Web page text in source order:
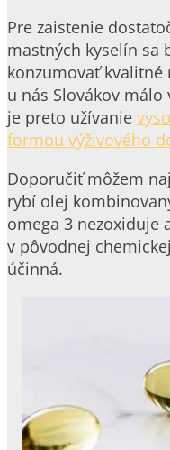
Pre zaistenie
mastných kyselín sa
konzumovať kvalitné
u nás Slovákov
je preto užívanie
formou výživového
Doporučiť môžem
rybí olej
omega 3 nezoxiduje
v pôvodnej
účinná.